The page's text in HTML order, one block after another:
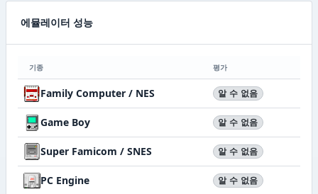
에뮬레이터 성능
기종 평가
Family Computer / NES 알 수 없음
Game Boy 알 수 없음
Super Famicom / SNES 알 수 없음
PC Engine 알 수 없음